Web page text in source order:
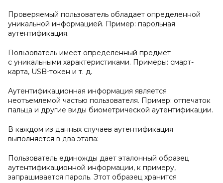
Проверяемый пользователь обладает определенной
уникальной информацией. Пример: парольная
аутентификация.
Пользователь имеет определенный предмет
с уникальными характеристиками. Примеры: смарт-
карта, USB-токен и т. д.
Аутентификационная информация является
неотъемлемой частью пользователя. Пример: отпечаток
пальца и другие виды биометрической аутентификации.
В каждом из данных случаев аутентификация
выполняется в два этапа:
Пользователь единожды дает эталонный образец
аутентификационной информации, к примеру,
запрашивается пароль. Этот образец хранится